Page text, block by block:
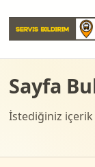
Sayfa
İstediğiniz içerik